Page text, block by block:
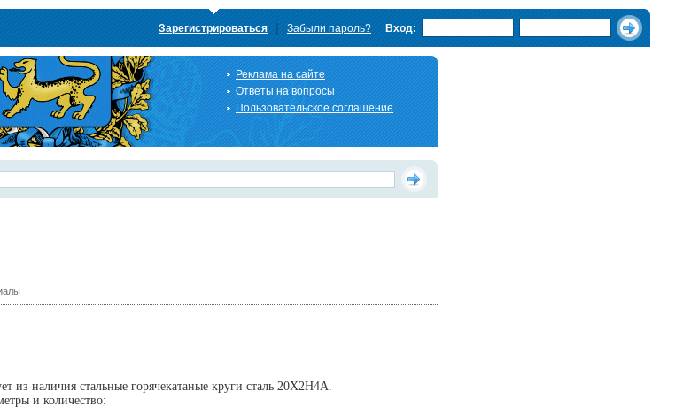
Зарегистрироваться | Забыли пароль? Вход:
Реклама на сайте
Ответы на вопросы
Пользовательское соглашение
наличия стальные горячекатаные круги сталь 20X2H4A.
и количество: